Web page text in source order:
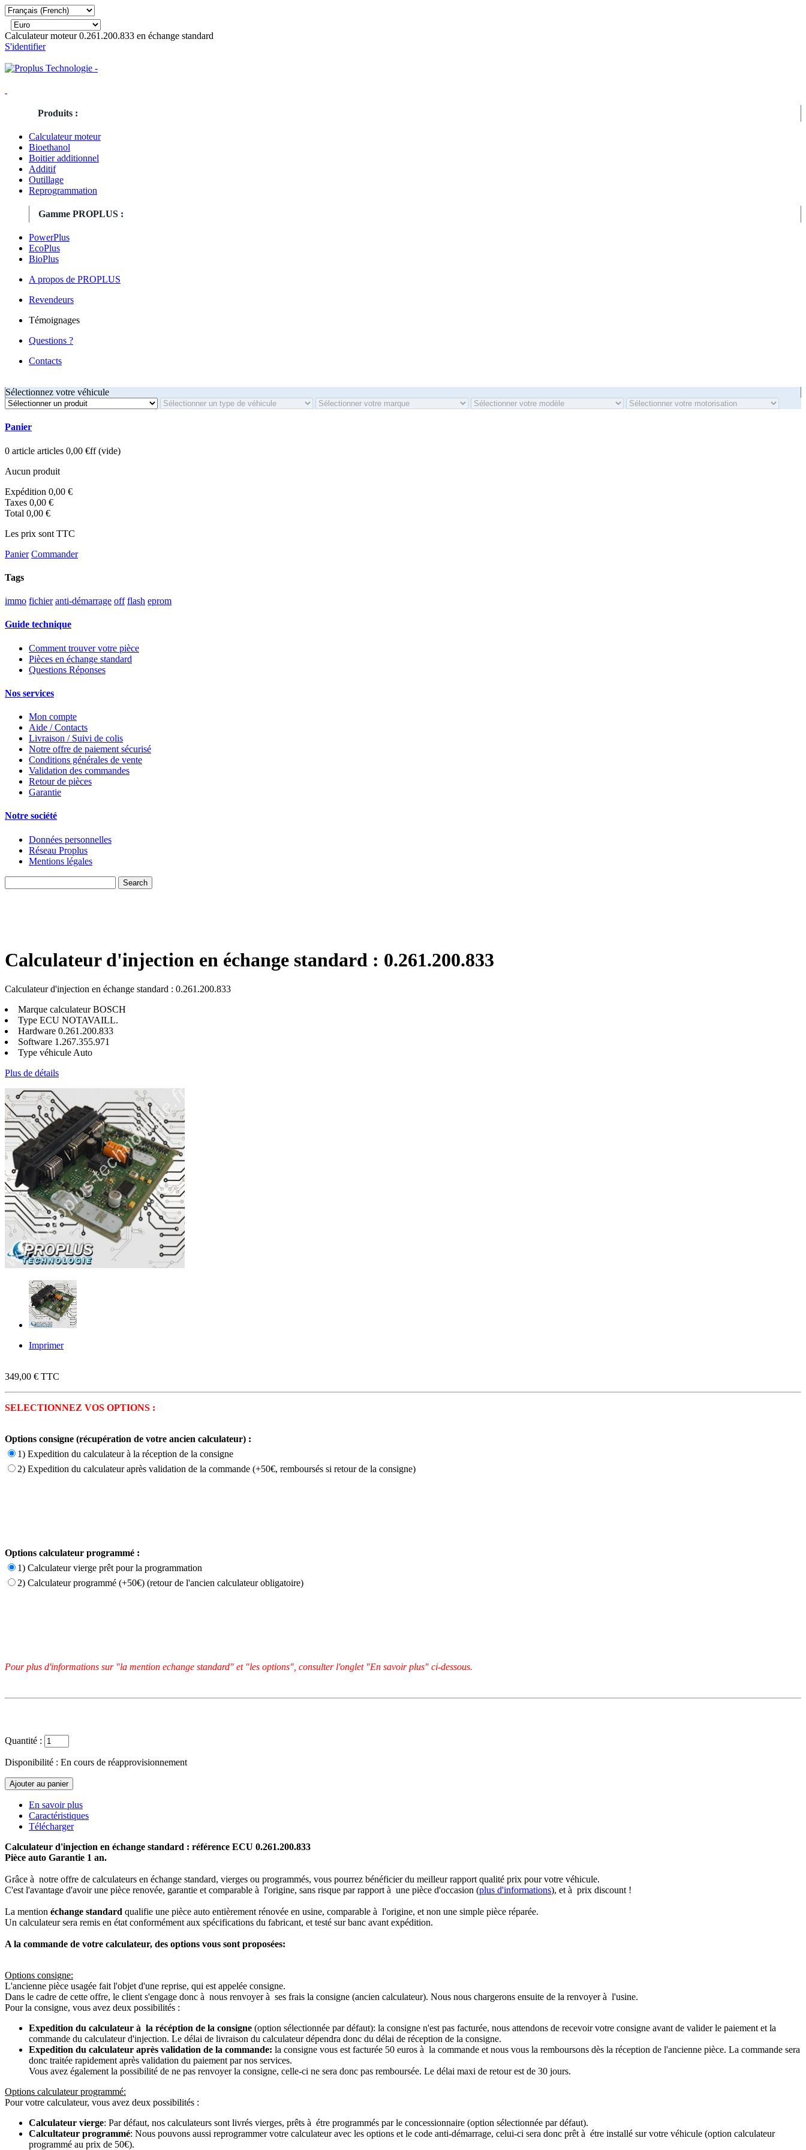
Calculateur moteur 0.261.200.833 en échange standard
S'identifier
Produits :
Calculateur moteur
Bioethanol
Boitier additionnel
Additif
Outillage
Reprogrammation
Gamme PROPLUS :
PowerPlus
EcoPlus
BioPlus
A propos de PROPLUS
Revendeurs
Témoignages
Questions ?
Contacts
Sélectionnez votre véhicule
Panier
0 article articles 0,00 €ff (vide)
Aucun produit
Expédition 0,00 €
Taxes 0,00 €
Total 0,00 €
Les prix sont TTC
Panier Commander
Tags
immo fichier anti-démarrage off flash eprom
Guide technique
Comment trouver votre pièce
Pièces en échange standard
Questions Réponses
Nos services
Mon compte
Aide / Contacts
Livraison / Suivi de colis
Notre offre de paiement sécurisé
Conditions générales de vente
Validation des commandes
Retour de pièces
Garantie
Notre société
Données personnelles
Réseau Proplus
Mentions légales
Calculateur d'injection en échange standard : 0.261.200.833
Calculateur d'injection en échange standard : 0.261.200.833
Marque calculateurBOSCH
Type ECU NOTAVAILL.
Hardware 0.261.200.833
Software 1.267.355.971
Type véhicule Auto
Plus de détails
Imprimer
349,00 € TTC
SELECTIONNEZ VOS OPTIONS :
Options consigne (récupération de votre ancien calculateur) :
1) Expedition du calculateur à la réception de la consigne
2) Expedition du calculateur après validation de la commande (+50€, remboursés si retour de la consigne)
Options calculateur programmé :
1) Calculateur vierge prêt pour la programmation
2) Calculateur programmé (+50€) (retour de l'ancien calculateur obligatoire)
Pour plus d'informations sur "la mention echange standard" et "les options", consulter l'onglet "En savoir plus" ci-dessous.
Quantité :
Disponibilité : En cours de réapprovisionnement
En savoir plus
Caractéristiques
Télécharger
Calculateur d'injection en échange standard : référence ECU 0.261.200.833
Pièce auto Garantie 1 an.
Grâce à notre offre de calculateurs en échange standard, vierges ou programmés, vous pourrez bénéficier du meilleur rapport qualité prix pour votre véhicule.
C'est l'avantage d'avoir une pièce renovée, garantie et comparable à l'origine, sans risque par rapport à une pièce d'occasion (plus d'informations), et à prix discount !
La mention échange standard qualifie une pièce auto entièrement rénovée en usine, comparable à l'origine, et non une simple pièce réparée.
Un calculateur sera remis en état conformément aux spécifications du fabricant, et testé sur banc avant expédition.
A la commande de votre calculateur, des options vous sont proposées:
Options consigne:
L'ancienne pièce usagée fait l'objet d'une reprise, qui est appelée consigne.
Dans le cadre de cette offre, le client s'engage donc à nous renvoyer à ses frais la consigne (ancien calculateur). Nous nous chargerons ensuite de la renvoyer à l'usine.
Pour la consigne, vous avez deux possibilités :
Expedition du calculateur à la récéption de la consigne (option sélectionnée par défaut): la consigne n'est pas facturée, nous attendons de recevoir votre consigne avant de valider le paiement et la
commande du calculateur d'injection. Le délai de livraison du calculateur dépendra donc du délai de réception de la consigne.
Expedition du calculateur après validation de la commande: la consigne vous est facturée 50 euros à la commande et nous vous la remboursons dès la réception de l'ancienne pièce. La commande sera
donc traitée rapidement après validation du paiement par nos services.
Vous avez également la possibilité de ne pas renvoyer la consigne, celle-ci ne sera donc pas remboursée. Le délai maxi de retour est de 30 jours.
Options calculateur programmé:
Pour votre calculateur, vous avez deux possibilités :
Calculateur vierge: Par défaut, nos calculateurs sont livrés vierges, prêts à étre programmés par le concessionnaire (option sélectionnée par défaut).
Calcultateur programmé: Nous pouvons aussi reprogrammer votre calculateur avec les options et le code anti-démarrage, celui-ci sera donc prêt à étre installé sur votre véhicule (option calculateur
programmé au prix de 50€).